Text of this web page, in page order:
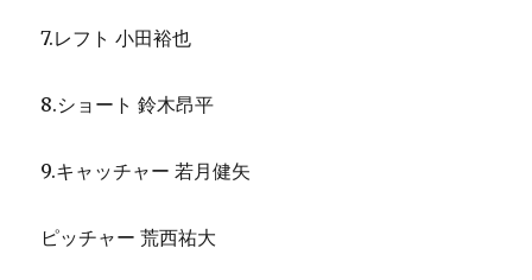
7.レフト 小田裕也
8.ショート 鈴木昂平
9.キャッチャー 若月健矢
ピッチャー 荒西祐大